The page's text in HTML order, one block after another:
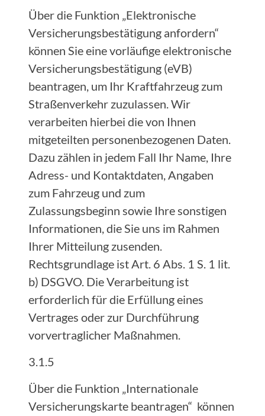
Über die Funktion „Elektronische
Versicherungsbestätigung anfordern“
können Sie eine vorläufige elektronische
Versicherungsbestätigung (eVB)
beantragen, um Ihr Kraftfahrzeug zum
Straßenverkehr zuzulassen. Wir
verarbeiten hierbei die von Ihnen
mitgeteilten personenbezogenen Daten.
Dazu zählen in jedem Fall Ihr Name, Ihre
Adress- und Kontaktdaten, Angaben
zum Fahrzeug und zum
Zulassungsbeginn sowie Ihre sonstigen
Informationen, die Sie uns im Rahmen
Ihrer Mitteilung zusenden.
Rechtsgrundlage ist Art. 6 Abs. 1 S. 1 lit.
b) DSGVO. Die Verarbeitung ist
erforderlich für die Erfüllung eines
Vertrages oder zur Durchführung
vorvertraglicher Maßnahmen.
3.1.5
Über die Funktion „Internationale
Versicherungskarte beantragen“ können